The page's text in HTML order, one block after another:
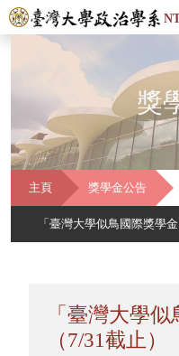
獎
主頁 獎學金公告
「臺灣大學似鳥國際獎學
「臺灣大學似
（7/31截止）